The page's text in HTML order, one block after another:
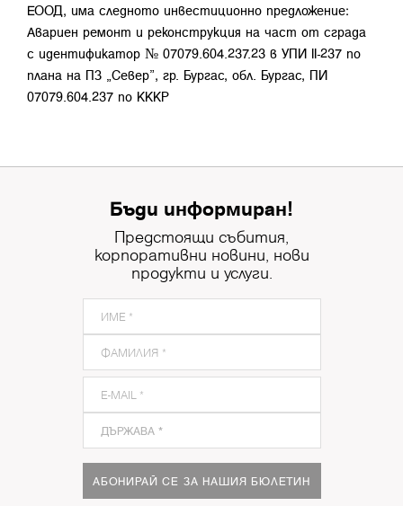
ЕООД, има следното инвестиционно предложение:
Авариен ремонт и реконструкция на част от сграда
с идентификатор № 07079.604.237.23 в УПИ II-237 по
плана на ПЗ „Север”, гр. Бургас, обл. Бургас, ПИ
07079.604.237 по КККР
Бъди информиран!
Предстоящи събития,
корпоративни новини, нови
продукти и услуги.
АБОНИРАЙ СЕ ЗА НАШИЯ БЮЛЕТИН